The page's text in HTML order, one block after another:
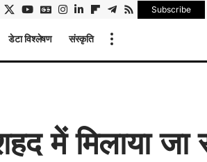
Subscribe
डेटा विश्लेषण संस्कृति
में मिलाया जा